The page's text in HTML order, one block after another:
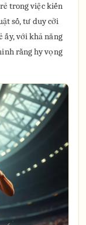
trong việc kiến
số, tư duy cởi
ấy, với khả năng
rằng hy vọng